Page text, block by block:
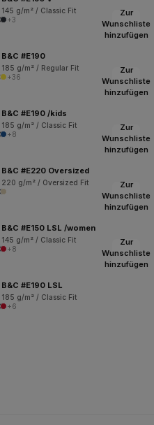
145 g/m² / Classic Fit
+3
Zur
Wunschliste
hinzufügen
B&C #E190
185 g/m² / Regular Fit
+36
Zur
Wunschliste
hinzufügen
B&C #E190 /kids
185 g/m² / Classic Fit
+8
Zur
Wunschliste
hinzufügen
B&C #E220 Oversized
220 g/m² / Oversized Fit
Zur
Wunschliste
hinzufügen
B&C #E150 LSL /women
145 g/m² / Classic Fit
+8
Zur
Wunschliste
hinzufügen
B&C #E190 LSL
185 g/m² / Classic Fit
+6